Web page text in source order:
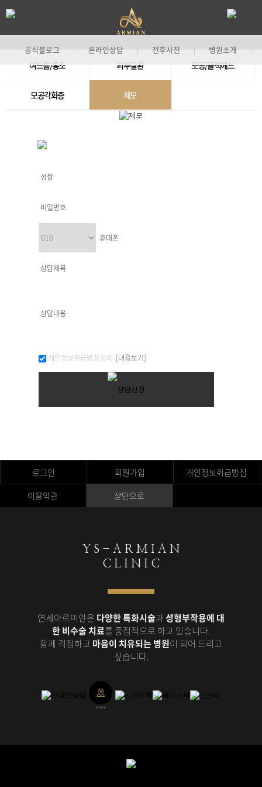
공식블로그 온라인상담 전후사진 병원소개
여드름/홍조 피부질환 모공/블랙헤드
모공각화증 제모
개인정보취급방침동의 [내용보기]
로그인 회원가입
개인정보취급방침
이용약관
상단으로
Y S - A R M I A N
C L I N I C
연세아르미안은 다양한 특화시술과성형부작용에 대
한 비수술 치료를 중점적으로 하고 있습니다.
함께 걱정하고 마음이 치유되는 병원이 되어 드리고
싶습니다.